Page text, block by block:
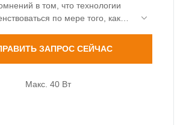
в том, что технологии
по мере того, как
и характеристик
с привлекательным
ворот, они широко
ЗАПРОС СЕЙЧАС
Макс. 40 Вт